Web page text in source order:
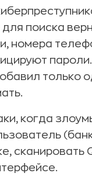
поиска
номера
только
когда
сканировать